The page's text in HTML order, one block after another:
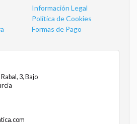
Información Legal
Política de Cookies
Formas de Pago
3, Bajo